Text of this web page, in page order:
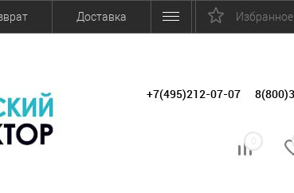
Доставка Избранное
+7(495)212-07-07